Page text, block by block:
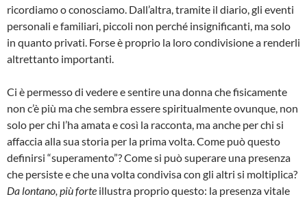
ricordiamo o conosciamo. Dall’altra, tramite il diario, gli eventi
personali e familiari, piccoli non perché insignificanti, ma solo
in quanto privati. Forse è proprio la loro condivisione a renderli
altrettanto importanti.
Ci è permesso di vedere e sentire una donna che fisicamente
non c’è più ma che sembra essere spiritualmente ovunque, non
solo per chi l’ha amata e così la racconta, ma anche per chi si
affaccia alla sua storia per la prima volta. Come può questo
definirsi “superamento”? Come si può superare una presenza
che persiste e che una volta condivisa con gli altri si moltiplica?
Da lontano, più forte illustra proprio questo: la presenza vitale